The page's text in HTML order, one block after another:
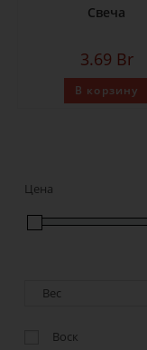
Свеча
3.69 Br
В корзину
Цена
Воск